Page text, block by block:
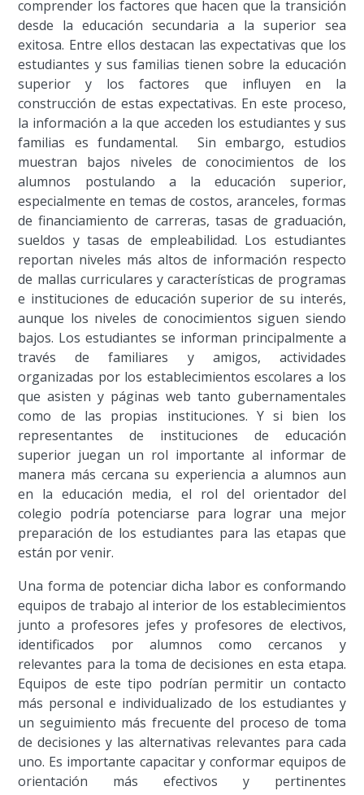
comprender los factores que hacen que la transición
desde la educación secundaria a la superior sea
exitosa. Entre ellos destacan las expectativas que los
estudiantes y sus familias tienen sobre la educación
superior y los factores que influyen en la
construcción de estas expectativas. En este proceso,
la información a la que acceden los estudiantes y sus
familias es fundamental. Sin embargo, estudios
muestran bajos niveles de conocimientos de los
alumnos postulando a la educación superior,
especialmente en temas de costos, aranceles, formas
de financiamiento de carreras, tasas de graduación,
sueldos y tasas de empleabilidad. Los estudiantes
reportan niveles más altos de información respecto
de mallas curriculares y características de programas
e instituciones de educación superior de su interés,
aunque los niveles de conocimientos siguen siendo
bajos. Los estudiantes se informan principalmente a
través de familiares y amigos, actividades
organizadas por los establecimientos escolares a los
que asisten y páginas web tanto gubernamentales
como de las propias instituciones. Y si bien los
representantes de instituciones de educación
superior juegan un rol importante al informar de
manera más cercana su experiencia a alumnos aun
en la educación media, el rol del orientador del
colegio podría potenciarse para lograr una mejor
preparación de los estudiantes para las etapas que
están por venir.
Una forma de potenciar dicha labor es conformando
equipos de trabajo al interior de los establecimientos
junto a profesores jefes y profesores de electivos,
identificados por alumnos como cercanos y
relevantes para la toma de decisiones en esta etapa.
Equipos de este tipo podrían permitir un contacto
más personal e individualizado de los estudiantes y
un seguimiento más frecuente del proceso de toma
de decisiones y las alternativas relevantes para cada
uno. Es importante capacitar y conformar equipos de
orientación más efectivos y pertinentes